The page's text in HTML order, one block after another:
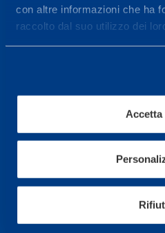
con altre informazioni che ha
raccolto dal suo utilizzo dei
Servizi
Test di valutazione